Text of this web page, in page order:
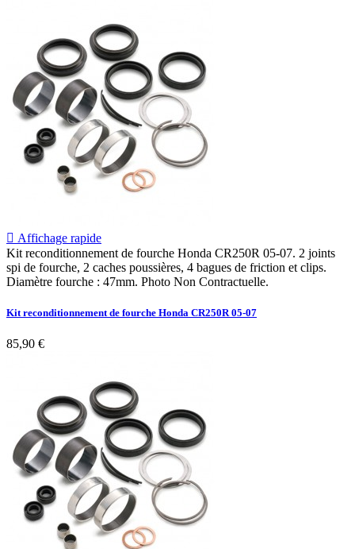
 Affichage rapide
Kit reconditionnement de fourche Honda CR250R 05-07. 2 joints
spi de fourche, 2 caches poussières, 4 bagues de friction et clips.
Diamètre fourche : 47mm. Photo Non Contractuelle.
Kit reconditionnement de fourche Honda CR250R 05-07
85,90 €